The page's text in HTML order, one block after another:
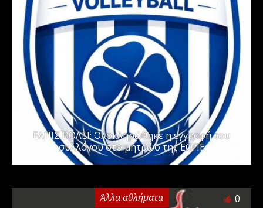
ΕΛΠΙΣ ΒΟΛΕΪ: Ολοκληρώθηκε η εγγραφή του
συλλόγου στο μητρώο της ΕΟΠΕ
Άλλα αθλήματα 0